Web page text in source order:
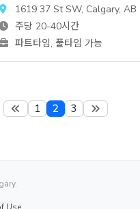
1619 37 St SW, Calgary, AB
주당 20-40시간
파트타임, 풀타임 가능
1 2 3